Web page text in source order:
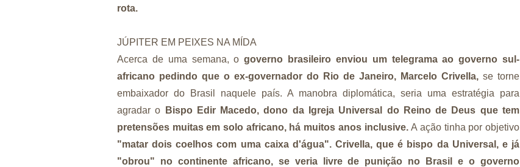
rota.
JÚPITER EM PEIXES NA MÍDA
Acerca de uma semana, ogoverno brasileiro enviou um telegrama ao governo sul-
africano pedindo que o ex-governador do Rio de Janeiro, Marcelo Crivella, se torne
embaixador do Brasil naquele país. A manobra diplomática, seria uma estratégia para
agradar o
Bispo Edir Macedo, dono da Igreja Universal do Reino de Deus que tem
pretensões muitas em solo africano, há muitos anos inclusive.A ação tinha por objetivo
"matar dois coelhos com uma caixa d'água". Crivella, que é bispo da Universal, e já
"obrou" no continente africano, se veria livre de punição no Brasil e o governo